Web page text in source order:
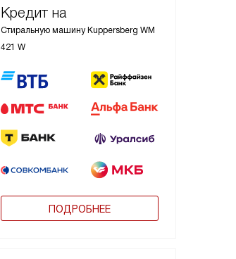
Кредит на
Стиральную машину Kuppersberg WM
421 W
ПОДРОБНЕЕ